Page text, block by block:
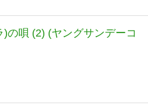
)の唄 (2) (ヤングサンデーコ